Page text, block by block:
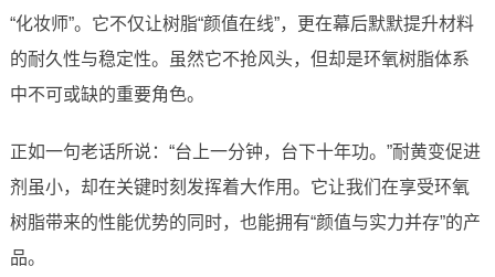
“化妆师”。它不仅让树脂“颜值在线”，更在幕后默默提升材料
的耐久性与稳定性。虽然它不抢风头，但却是环氧树脂体系
中不可或缺的重要角色。
正如一句老话所说：“台上一分钟，台下十年功。”耐黄变促进
剂虽小，却在关键时刻发挥着大作用。它让我们在享受环氧
树脂带来的性能优势的同时，也能拥有“颜值与实力并存”的产
品。